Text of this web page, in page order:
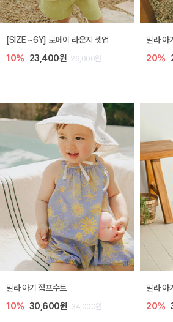
엘리오 아기 블라우스
20% 21,600원 27,000원
엘로디
20%
토닉 아기 민소매 티셔츠
20% 11,200원 14,000원
베티 니
10%